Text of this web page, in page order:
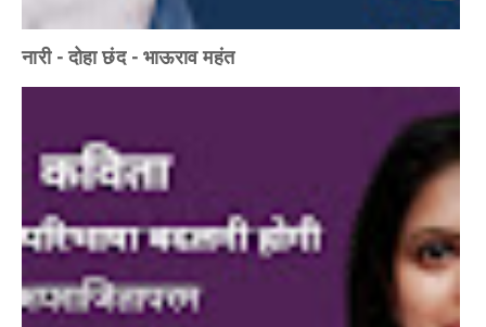
नारी - दोहा छंद - भाऊराव महंत